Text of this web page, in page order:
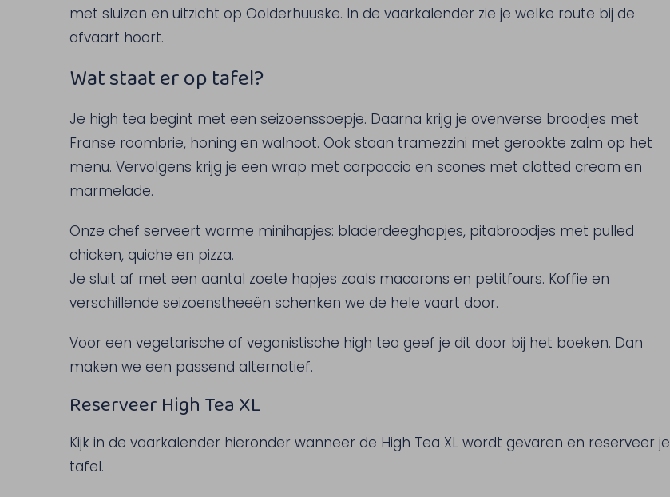
met sluizen en uitzicht op Oolderhuuske. In de vaarkalender zie je welke route bij de
afvaart hoort.
Wat staat er op tafel?
Je high tea begint met een seizoenssoepje. Daarna krijg je ovenverse broodjes met
Franse roombrie, honing en walnoot. Ook staan tramezzini met gerookte zalm op het
menu. Vervolgens krijg je een wrap met carpaccio en scones met clotted cream en
marmelade.
Onze chef serveert warme minihapjes: bladerdeeghapjes, pitabroodjes met pulled
chicken, quiche en pizza.
Je sluit af met een aantal zoete hapjes zoals macarons en petitfours. Koffie en
verschillende seizoenstheeën schenken we de hele vaart door.
Voor een vegetarische of veganistische high tea geef je dit door bij het boeken. Dan
maken we een passend alternatief.
Reserveer High Tea XL
Kijk in de vaarkalender hieronder wanneer de High Tea XL wordt gevaren en reserveer je
tafel.